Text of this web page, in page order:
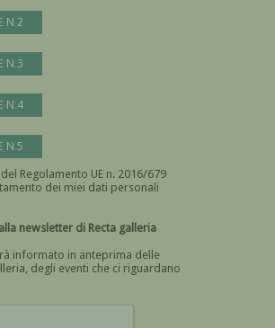
N.2
N.3
N.4
N.5
Regolamento UE n. 2016/679
al trattamento dei miei dati personali
Devi dare il consenso
di Recta galleria
informato in anteprima delle
degli eventi che ci riguardano